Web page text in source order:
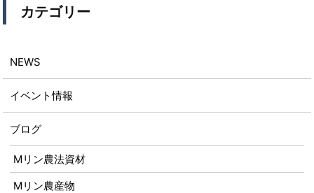
カテゴリー
NEWS
イベント情報
ブログ
Mリン農法資材
Mリン農産物